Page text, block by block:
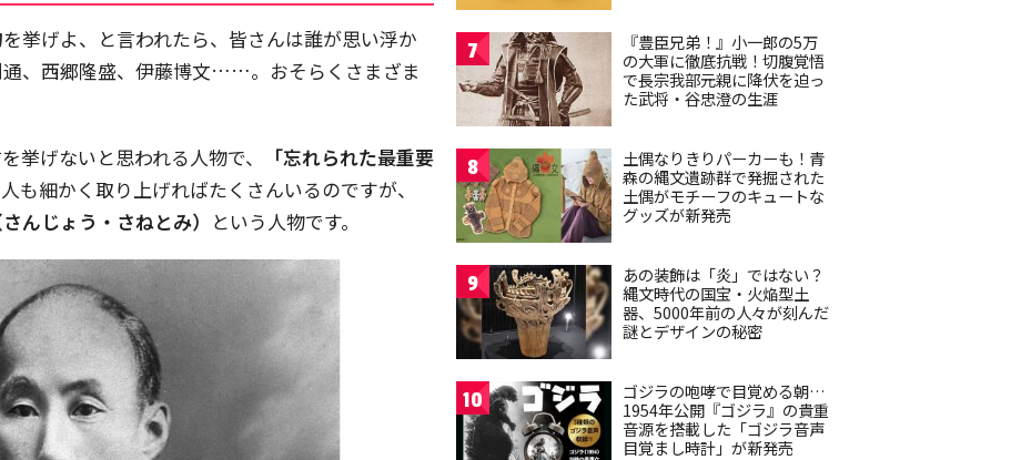
を挙げよ、と言われたら、皆さんは誰が思い浮か
、西郷隆盛、伊藤博文……。おそらくさまざま
挙げないと思われる人物で、
「忘れられた最重要
も細かく取り上げればたくさんいるのですが、
んじょう・さねとみ） という人物です。
7
『豊臣兄弟！』小一郎の5万
の大軍に徹底抗戦！切腹覚悟
で長宗我部元親に降伏を迫っ
た武将・谷忠澄の生涯
8
土偶なりきりパーカーも！青
森の縄文遺跡群で発掘された
土偶がモチーフのキュートな
グッズが新発売
9
あの装飾は「炎」ではない？
縄文時代の国宝・火焔型土
器、5000年前の人々が刻んだ
謎とデザインの秘密
10
ゴジラの咆哮で目覚める朝…
1954年公開『ゴジラ』の貴重
音源を搭載した「ゴジラ音声
目覚まし時計」が新発売